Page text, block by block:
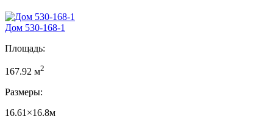
Дом 530-168-1
Площадь:
167.92 м2
Размеры:
16.61×16.8м